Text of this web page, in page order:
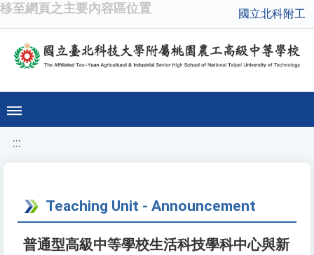
移至網頁之主要內容區位置 國立北科附工
:::
Teaching Unit - Announcement
普通型高級中等學校生活科技學科中心與新